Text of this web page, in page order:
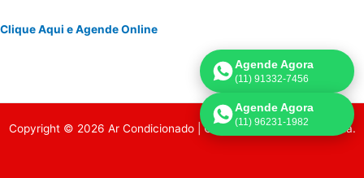
Clique Aqui e Agende Online
Copyright © 2026 Ar Condicionado | Criado por:Página de Venda.
Agende Agora
(11) 91332-7456
Agende Agora
(11) 96231-1982